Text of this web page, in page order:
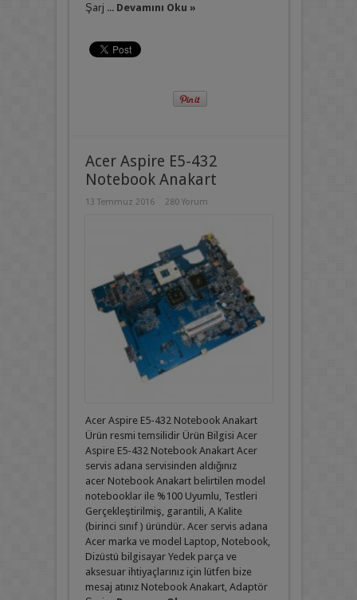
Şarj ... Devamını Oku »
Acer Aspire E5-432
Notebook Anakart
13 Temmuz 2016 280 Yorum
Acer Aspire E5-432 Notebook Anakart
Ürün resmi temsilidir Ürün Bilgisi Acer
Aspire E5-432 Notebook Anakart Acer
servis adana servisinden aldığınız
acer Notebook Anakart belirtilen model
notebooklar ile %100 Uyumlu, Testleri
Gerçekleştirilmiş, garantili, A Kalite
(birinci sınıf ) üründür. Acer servis adana
Acer marka ve model Laptop, Notebook,
Dizüstü bilgisayar Yedek parça ve
aksesuar ihtiyaçlarınız için lütfen bize
mesaj atınız Notebook Anakart, Adaptör